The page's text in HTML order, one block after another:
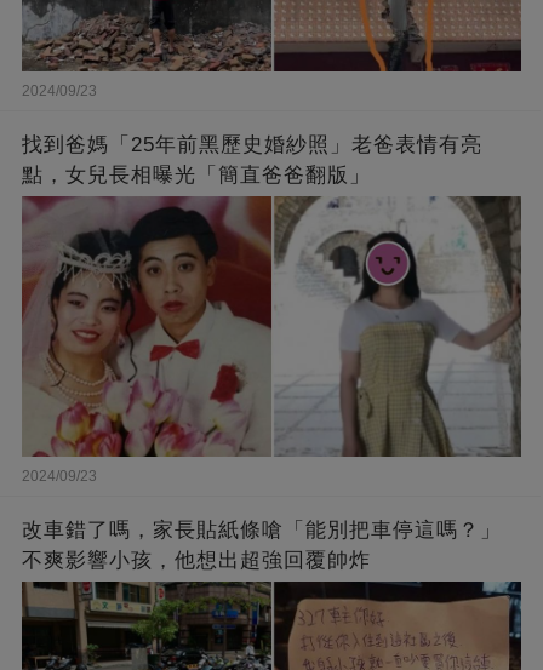
2024/09/23
找到爸媽「25年前黑歷史婚紗照」老爸表情有亮
點，女兒長相曝光「簡直爸爸翻版」
2024/09/23
改車錯了嗎，家長貼紙條嗆「能別把車停這嗎？」
不爽影響小孩，他想出超強回覆帥炸